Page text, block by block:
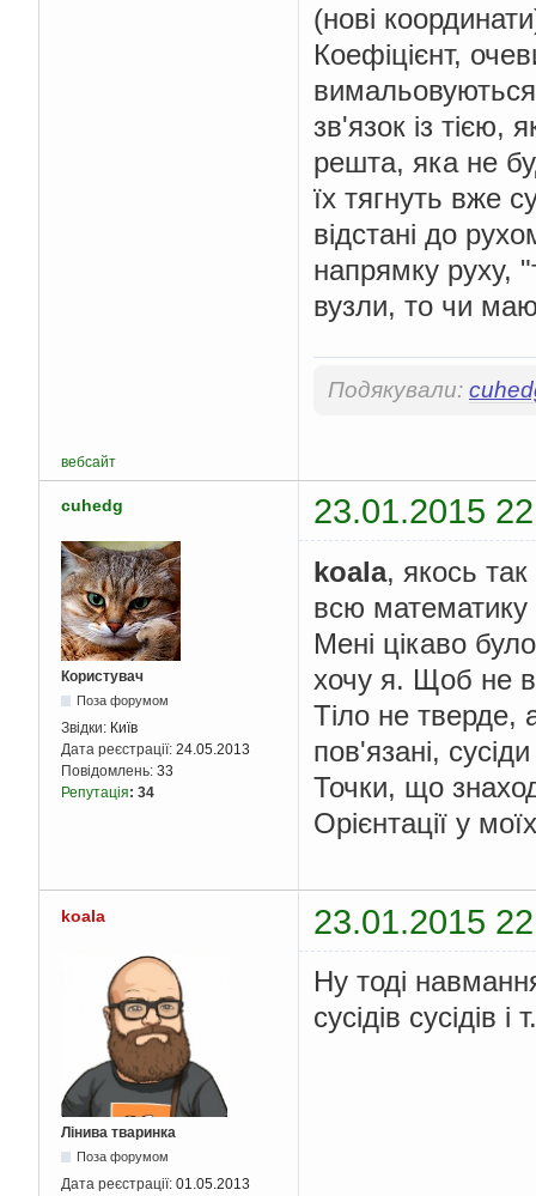
(нові
Коефіцієнт,
зв'язок із тією,
решта, яка не
їх тягнуть вже
відстані до
напрямку руху,
вузли, то чи
Подякували:
вебсайт
cuhedg 23.01.2015
Користувач
Поза форумом
Звідки: Київ
Дата реєстрації: 24.05.2013
Повідомлень: 33
Репутація: 34
koala, якось
всю
Мені цікаво
хочу я. Щоб не
Тіло не тверде,
пов'язані,
Точки, що
Орієнтації у
koala 23.01.2015
Лінива тваринка
Поза форумом
Дата реєстрації: 01.05.2013
Ну тоді
сусідів сусідів